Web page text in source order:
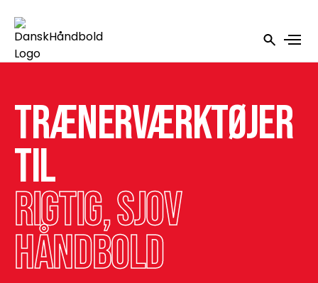
Trænerværktøjer
til
Rigtig, sjov
håndbold